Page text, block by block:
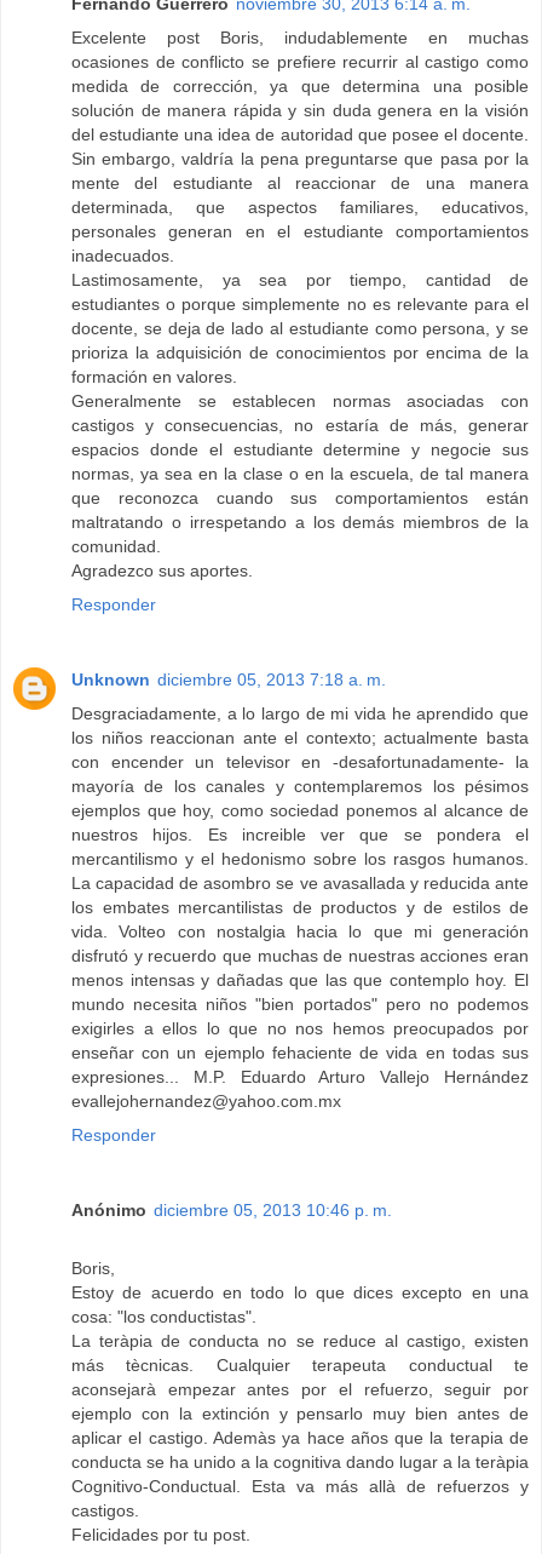
Fernando Guerrero noviembre 30, 2013 6:14 a. m.
Excelente post Boris, indudablemente en muchas
ocasiones de conflicto se prefiere recurrir al castigo como
medida de corrección, ya que determina una posible
solución de manera rápida y sin duda genera en la visión
del estudiante una idea de autoridad que posee el docente.
Sin embargo, valdría la pena preguntarse que pasa por la
mente del estudiante al reaccionar de una manera
determinada, que aspectos familiares, educativos,
personales generan en el estudiante comportamientos
inadecuados.
Lastimosamente, ya sea por tiempo, cantidad de
estudiantes o porque simplemente no es relevante para el
docente, se deja de lado al estudiante como persona, y se
prioriza la adquisición de conocimientos por encima de la
formación en valores.
Generalmente se establecen normas asociadas con
castigos y consecuencias, no estaría de más, generar
espacios donde el estudiante determine y negocie sus
normas, ya sea en la clase o en la escuela, de tal manera
que reconozca cuando sus comportamientos están
maltratando o irrespetando a los demás miembros de la
comunidad.
Agradezco sus aportes.
Responder
Unknown diciembre 05, 2013 7:18 a. m.
Desgraciadamente, a lo largo de mi vida he aprendido que
los niños reaccionan ante el contexto; actualmente basta
con encender un televisor en -desafortunadamente- la
mayoría de los canales y contemplaremos los pésimos
ejemplos que hoy, como sociedad ponemos al alcance de
nuestros hijos. Es increible ver que se pondera el
mercantilismo y el hedonismo sobre los rasgos humanos.
La capacidad de asombro se ve avasallada y reducida ante
los embates mercantilistas de productos y de estilos de
vida. Volteo con nostalgia hacia lo que mi generación
disfrutó y recuerdo que muchas de nuestras acciones eran
menos intensas y dañadas que las que contemplo hoy. El
mundo necesita niños "bien portados" pero no podemos
exigirles a ellos lo que no nos hemos preocupados por
enseñar con un ejemplo fehaciente de vida en todas sus
expresiones... M.P. Eduardo Arturo Vallejo Hernández
evallejohernandez@yahoo.com.mx
Responder
Anónimo diciembre 05, 2013 10:46 p. m.
Boris,
Estoy de acuerdo en todo lo que dices excepto en una
cosa: "los conductistas".
La teràpia de conducta no se reduce al castigo, existen
más tècnicas. Cualquier terapeuta conductual te
aconsejarà empezar antes por el refuerzo, seguir por
ejemplo con la extinción y pensarlo muy bien antes de
aplicar el castigo. Ademàs ya hace años que la terapia de
conducta se ha unido a la cognitiva dando lugar a la teràpia
Cognitivo-Conductual. Esta va más allà de refuerzos y
castigos.
Felicidades por tu post.